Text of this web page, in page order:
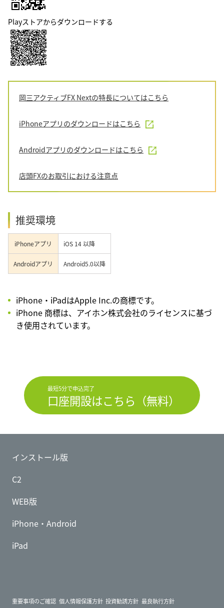
Playストアからダウンロードする
岡三アクティブFX Nextの特長についてはこちら
iPhoneアプリのダウンロードはこちら
Androidアプリのダウンロードはこちら
店頭FXのお取引における注意点
推奨環境
iPhoneアプリ iOS 14 以降
Androidアプリ Android5.0以降
iPhone・iPadはApple Inc.の商標です。
iPhone 商標は、アイホン株式会社のライセンスに基づ
き使用されています。
最短5分で申込完了
口座開設はこちら（無料）
インストール版
C2
WEB版
iPhone・Android
iPad
重要事項のご確認 個人情報保護方針 投資勧誘方針 最良執行方針